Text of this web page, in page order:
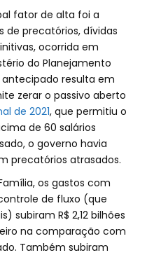
fator de alta foi a
de precatórios, dívidas
ocorrida em
do Planejamento
resulta em
zerar o passivo aberto
de 2021, que permitiu o
de 60 salários
o governo havia
precatórios atrasados.
os gastos com
de fluxo (que
subiram R$ 2,12 bilhões
na comparação com
Também subiram